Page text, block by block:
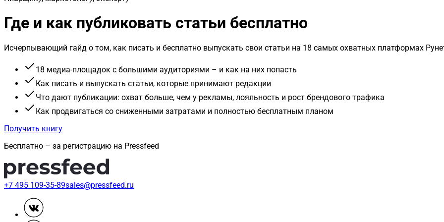
Где и как публиковать статьи бесплатно
Исчерпывающий гайд о том, как писать и бесплатно выпускать свои статьи на 18 самых охватных платформах
18 медиа-площадок с большими аудиториями – и как на них попасть
Как писать и выпускать статьи, которые принимают редакции
Что дают публикации: охват больше, чем у рекламы, лояльность и рост брендового трафика
Как продвигаться со сниженными затратами и полностью бесплатным планом
Получить книгу
Бесплатно – за регистрацию на Pressfeed
+7 495 109-35-89sales@pressfeed.ru